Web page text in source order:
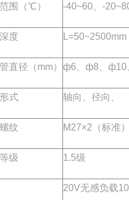
围（℃） -40~60、-
度 L=50~2500mm
直径（mm） ф6、ф8、ф10
式 轴向、径向、
纹 M27×2（标准
级 1.5级
20V无感负载